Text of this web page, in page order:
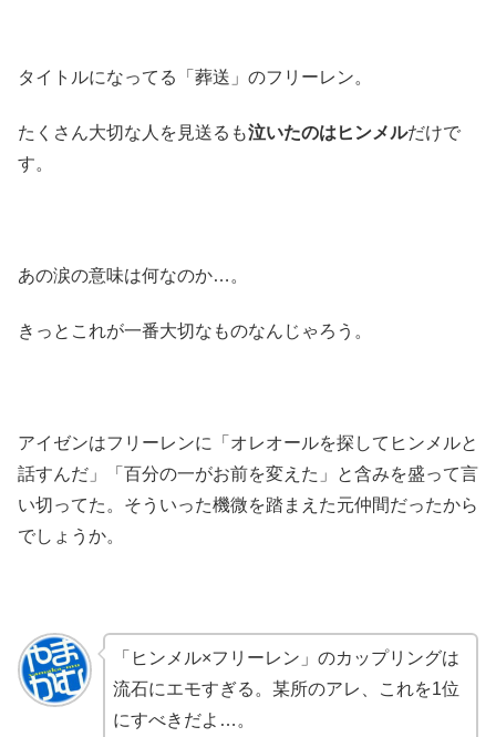
タイトルになってる「葬送」のフリーレン。
たくさん大切な人を見送るも泣いたのはヒンメルだけで
す。
あの涙の意味は何なのか…。
きっとこれが一番大切なものなんじゃろう。
アイゼンはフリーレンに「オレオールを探してヒンメルと
話すんだ」「百分の一がお前を変えた」と含みを盛って言
い切ってた。そういった機微を踏まえた元仲間だったから
でしょうか。
「ヒンメル×フリーレン」のカップリングは
流石にエモすぎる。某所のアレ、これを1位
にすべきだよ…。